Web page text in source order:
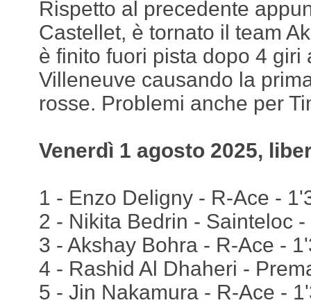
Rispetto al precedente
Castellet, è tornato il team
è finito fuori pista dopo 4 giri
Villeneuve causando la
rosse. Problemi anche per
Venerdì 1 agosto 2025,
1 - Enzo Deligny - R-Ace -
2 - Nikita Bedrin - Sainteloc
3 - Akshay Bohra - R-Ace -
4 - Rashid Al Dhaheri -
5 - Jin Nakamura - R-Ace -